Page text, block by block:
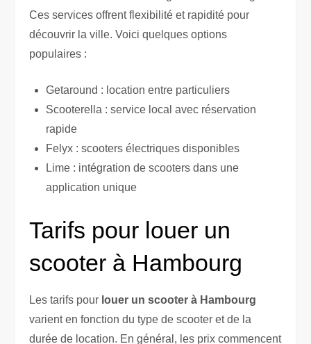
Ces services offrent flexibilité et rapidité pour
découvrir la ville. Voici quelques options
populaires :
Getaround : location entre particuliers
Scooterella : service local avec réservation
rapide
Felyx : scooters électriques disponibles
Lime : intégration de scooters dans une
application unique
Tarifs pour louer un
scooter à Hambourg
Les tarifs pour louer un scooter à Hambourg
varient en fonction du type de scooter et de la
durée de location. En général, les prix commencent